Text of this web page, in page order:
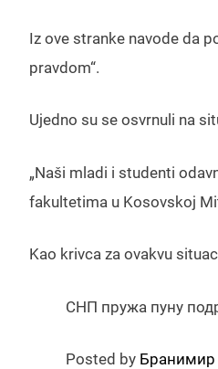
Iz ove stranke navode da
pravdom“.
Ujedno su se osvrnuli na
„Naši mladi i studenti
fakultetima u Kosovskoj
Kao krivca za ovakvu
СНП пружа пуну
Posted by Бранимир